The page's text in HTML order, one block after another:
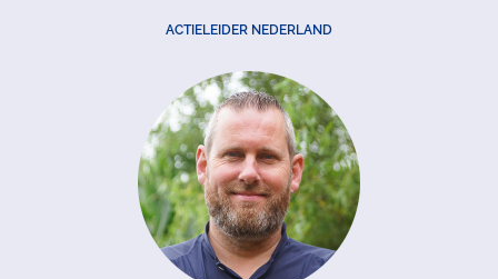
ACTIELEIDER NEDERLAND